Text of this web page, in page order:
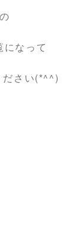
になって
ださい(*^^)